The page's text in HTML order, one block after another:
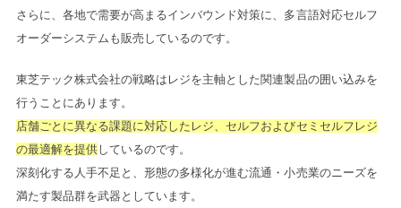
さらに、各地で需要が高まるインバウンド対策に、多言語対応セルフ
オーダーシステムも販売しているのです。
東芝テック株式会社の戦略はレジを主軸とした関連製品の囲い込みを
行うことにあります。
店舗ごとに異なる課題に対応したレジ、セルフおよびセミセルフレジ
の最適解を提供しているのです。
深刻化する人手不足と、形態の多様化が進む流通・小売業のニーズを
満たす製品群を武器としています。